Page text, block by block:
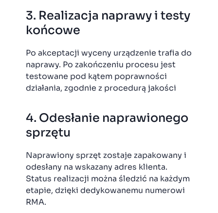
3. Realizacja naprawy i testy
końcowe
Po akceptacji wyceny urządzenie trafia do
naprawy. Po zakończeniu procesu jest
testowane pod kątem poprawności
działania, zgodnie z procedurą jakości
4. Odesłanie naprawionego
sprzętu
Naprawiony sprzęt zostaje zapakowany i
odesłany na wskazany adres klienta.
Status realizacji można śledzić na każdym
etapie, dzięki dedykowanemu numerowi
RMA.